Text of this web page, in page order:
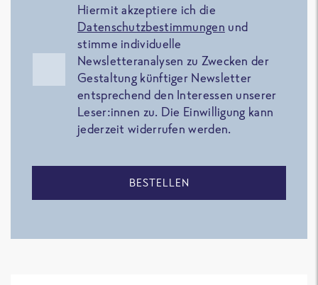
Hiermit akzeptiere ich die
Datenschutzbestimmungen und
stimme individuelle
Newsletteranalysen zu Zwecken der
Gestaltung künftiger Newsletter
entsprechend den Interessen unserer
Leser:innen zu. Die Einwilligung kann
jederzeit widerrufen werden.
BESTELLEN